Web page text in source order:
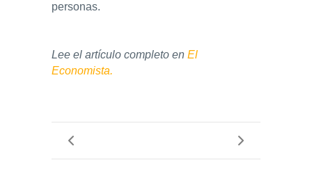
personas.
Lee el artículo completo en El
Economista.